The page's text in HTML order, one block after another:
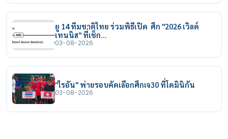
ยู 14 ทีมชาติไทย ร่วมพิธีเปิด ศึก "2026 เวิลด์
เทนนิส" ที่เช็ก…
03-08-2026
"ไรอัน" พ่ายรอบคัดเลือกศึกเจ30 ที่โดมินิกัน
03-08-2026